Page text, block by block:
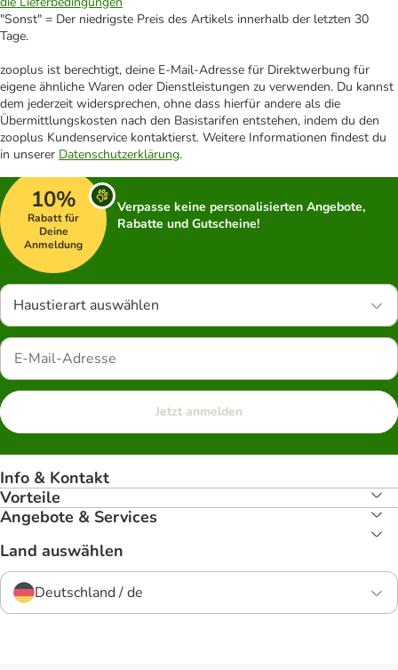
"Sonst" = Der niedrigste Preis des Artikels innerhalb der letzten 30
Tage.
zooplus ist berechtigt, deine E-Mail-Adresse für Direktwerbung für
eigene ähnliche Waren oder Dienstleistungen zu verwenden. Du kannst
dem jederzeit widersprechen, ohne dass hierfür andere als die
Übermittlungskosten nach den Basistarifen entstehen, indem du den
zooplus Kundenservice kontaktierst. Weitere Informationen findest du
in unserer Datenschutzerklärung.
10%
Rabatt für
Deine
Anmeldung
Verpasse keine personalisierten Angebote,
Rabatte und Gutscheine!
Haustierart auswählen
Jetzt anmelden
Info & Kontakt
Vorteile
Angebote & Services
Land auswählen
Deutschland / de